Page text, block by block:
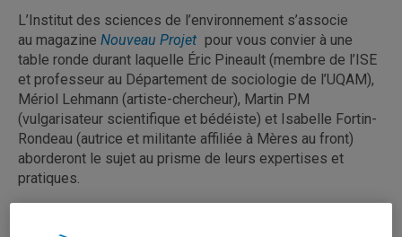
L’Institut des sciences de l’environnement s’associe
au magazine Nouveau Projet pour vous convier à une
table ronde durant laquelle Éric Pineault (membre de l’ISE
et professeur au Département de sociologie de l’UQAM),
Mériol Lehmann (artiste-chercheur), Martin PM
(vulgarisateur scientifique et bédéiste) et Isabelle Fortin-
Rondeau (autrice et militante affiliée à Mères au front)
aborderont le sujet au prisme de leurs expertises et
pratiques.